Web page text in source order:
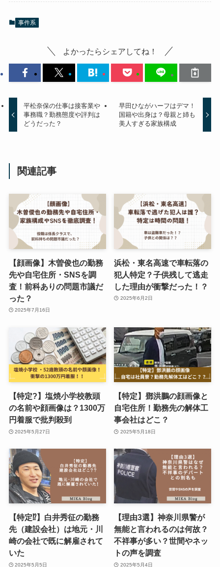
事件系
よかったらシェアしてね！
平松奈保の仕事は接客業や
事務職？勤務態度や評判は
どうだった？
早田ひながハーフはデマ！
国籍や出身は？母親と姉も
美人すぎる家族構成
関連記事
【顔画像】木曽俊也の勤務
先や自宅住所・SNSを調
査！前科ありの問題市議だ
った？
2025年7月16日
浜松・東名高速で車転落の
犯人特定？子供残して逃走
した理由が衝撃だった！？
2025年6月2日
【特定?】塩焼小学校教頭
の名前や顔画像は？1300万
円着服で批判殺到
2025年5月27日
【特定】鄧洪鵬の顔画像と
自宅住所！勤務先の解体工
事会社はどこ？
2025年5月18日
【特定⁉︎】白井秀征の勤務
先（建設会社）は地元・川
崎の会社で既に解雇されて
いた
2025年5月5日
【理由3選】神奈川県警が
無能と言われるのは何故？
不祥事が多い？世間やネッ
トの声を調査
2025年5月4日